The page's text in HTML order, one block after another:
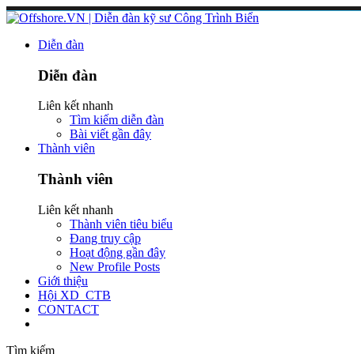
Diễn đàn
Diễn đàn
Liên kết nhanh
Tìm kiếm diễn đàn
Bài viết gần đây
Thành viên
Thành viên
Liên kết nhanh
Thành viên tiêu biểu
Đang truy cập
Hoạt động gần đây
New Profile Posts
Giới thiệu
Hội XD_CTB
CONTACT
Tìm kiếm